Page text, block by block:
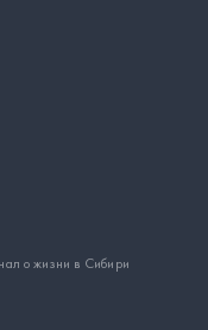
о жизни в Сибири